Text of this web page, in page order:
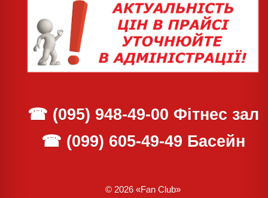
☎ (095) 948-49-00 Фітнес зал
☎ (099) 605-49-49 Басейн
© 2026 «Fan Club»